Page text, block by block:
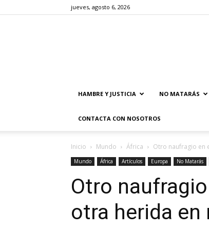
jueves, agosto 6, 2026
HAMBRE Y JUSTICIA NO MATARÁS
CONTACTA CON NOSOTROS
Inicio Mundo África Otro naufragio en
Mundo África Artículos Europa No Matarás
Otro
otra herida